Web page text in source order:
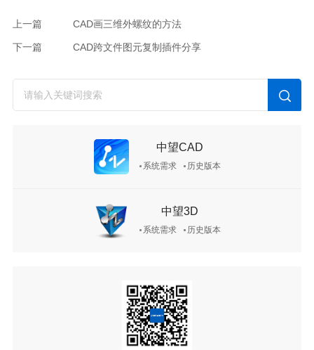
上一篇 CAD画三维外螺纹的方法
下一篇 CAD跨文件图元复制插件分享
中望CAD
系统需求 历史版本
中望3D
系统需求 历史版本